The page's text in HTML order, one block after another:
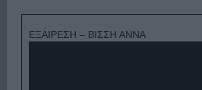
ΕΞΑΙΡΕΣΗ – ΒΙΣΣΗ ΑΝΝΑ